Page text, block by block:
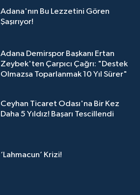
Adana'nın Bu Lezzetini Gören
Şaşırıyor!
Adana Demirspor Başkanı Ertan
Zeybek'ten Çarpıcı Çağrı: "Destek
Olmazsa Toparlanmak 10 Yıl Sürer"
Ceyhan Ticaret Odası'na Bir Kez
Daha 5 Yıldız! Başarı Tescillendi
‘Lahmacun’ Krizi!